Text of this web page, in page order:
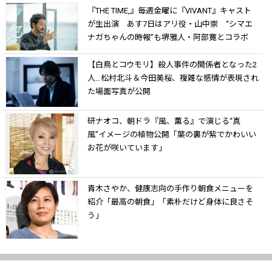
『THE TIME,』毎週金曜に『VIVANT』キャスト
が生出演 あす7日はアリ役・山中崇 “シマエ
ナガちゃんの時報”も堺雅人・阿部寛とコラボ
【白鳥とコウモリ】殺人事件の関係者となった2
人…松村北斗＆今田美桜、複雑な感情が表現され
た場面写真が公開
研ナオコ、朝ドラ『風、薫る』で演じる“真
風”イメージの植物公開「葉の裏が紫でかわいい
お花が咲いています」
青木さやか、健康志向の手作り朝食メニューを
紹介「最高の朝食」「素朴だけど身体に良さそ
う」